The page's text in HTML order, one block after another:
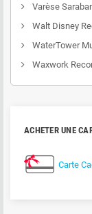
Varèse
Walt Disney
WaterTower
Waxwork
ACHETER UNE
Carte